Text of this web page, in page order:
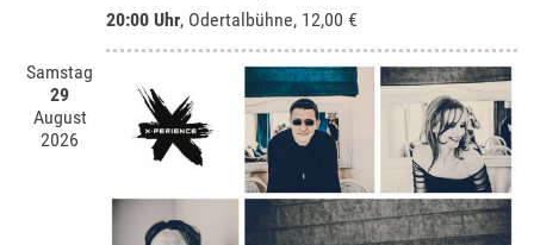
20:00 Uhr, Odertalbühne, 12,00 €
Samstag
29
August
2026